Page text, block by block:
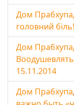
Дом
головний
Дом
15.11.2014
Дом